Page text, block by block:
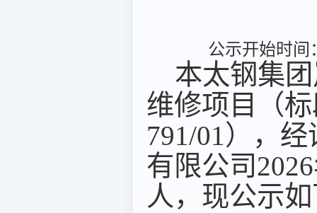
公示开始时间
本太钢集团
维修项目（
791/01），
有限公司
人，现公示